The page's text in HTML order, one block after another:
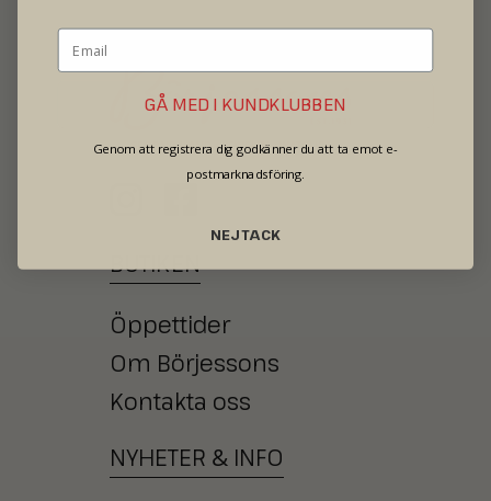
SECOND HAND - JEWELRY - WATCHES
BUTIKEN
Öppettider
Om Börjessons
Kontakta oss
NYHETER & INFO
GÅ MED I KUNDKLUBBEN
Genom att registrera dig godkänner du att ta emot e-
postmarknadsföring.
NEJ TACK